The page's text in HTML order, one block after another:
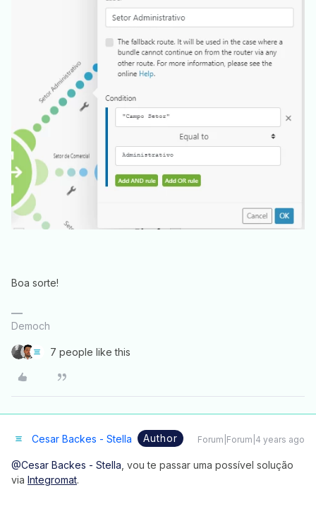
Boa sorte!
Democh
7 people like this
Cesar Backes - Stella Author Forum|Forum|4 years ago
@Cesar Backes - Stella , vou te passar uma possível solução
via Integromat.